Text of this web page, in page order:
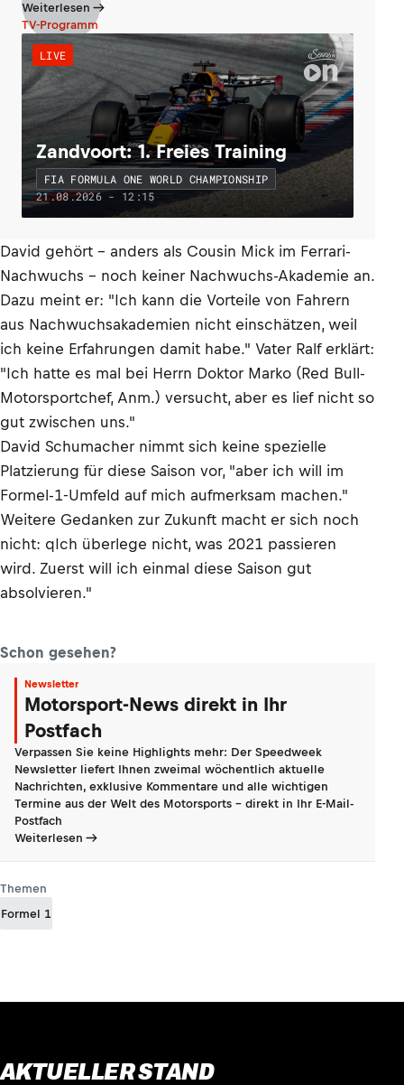
Weiterlesen
TV-Programm
LIVE
Zandvoort: 1. Freies Training
FIA FORMULA ONE WORLD CHAMPIONSHIP
21.08.2026 - 12:15
David gehört – anders als Cousin Mick im Ferrari-
Nachwuchs – noch keiner Nachwuchs-Akademie an.
Dazu meint er: "Ich kann die Vorteile von Fahrern
aus Nachwuchsakademien nicht einschätzen, weil
ich keine Erfahrungen damit habe." Vater Ralf erklärt:
"Ich hatte es mal bei Herrn Doktor Marko (Red Bull-
Motorsportchef, Anm.) versucht, aber es lief nicht so
gut zwischen uns."
David Schumacher nimmt sich keine spezielle
Platzierung für diese Saison vor, "aber ich will im
Formel-1-Umfeld auf mich aufmerksam machen."
Weitere Gedanken zur Zukunft macht er sich noch
nicht: qIch überlege nicht, was 2021 passieren
wird. Zuerst will ich einmal diese Saison gut
absolvieren."
Schon gesehen?
Newsletter
Motorsport-News direkt in Ihr
Postfach
Verpassen Sie keine Highlights mehr: Der Speedweek
Newsletter liefert Ihnen zweimal wöchentlich aktuelle
Nachrichten, exklusive Kommentare und alle wichtigen
Termine aus der Welt des Motorsports - direkt in Ihr E-Mail-
Postfach
Weiterlesen
Themen
Formel 1
AKTUELLER STAND